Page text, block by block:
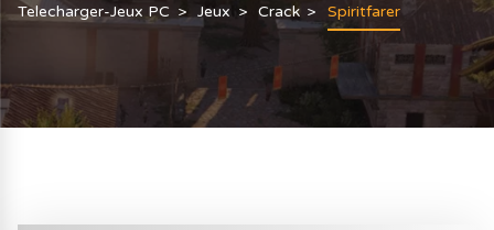
Telecharger-Jeux PC Jeux Crack Spiritfarer